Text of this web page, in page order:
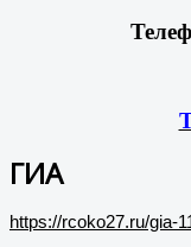
ГИА
https://rcoko27.ru/gia-